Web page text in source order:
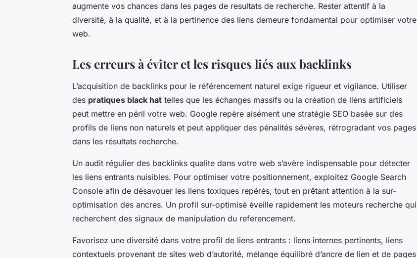
augmente vos chances dans les pages de resultats de recherche. Rester attentif à la
diversité, à la qualité, et à la pertinence des liens demeure fondamental pour optimiser votre
web.
Les erreurs à éviter et les risques liés aux backlinks
L’acquisition de backlinks pour le référencement naturel exige rigueur et vigilance. Utiliser
des pratiques black hat telles que les échanges massifs ou la création de liens artificiels
peut mettre en péril votre web. Google repère aisément une stratégie SEO basée sur des
profils de liens non naturels et peut appliquer des pénalités sévères, rétrogradant vos pages
dans les résultats recherche.
Un audit régulier des backlinks qualite dans votre web s’avère indispensable pour détecter
les liens entrants nuisibles. Pour optimiser votre positionnement, exploitez Google Search
Console afin de désavouer les liens toxiques repérés, tout en prêtant attention à la sur-
optimisation des ancres. Un profil sur-optimisé éveille rapidement les moteurs recherche qui
recherchent des signaux de manipulation du referencement.
Favorisez une diversité dans votre profil de liens entrants : liens internes pertinents, liens
contextuels provenant de sites web d’autorité, mélange équilibré d’ancre de lien et de pages